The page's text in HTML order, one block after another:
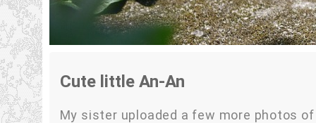
Cute little An-An
My sister uploaded a few more photos